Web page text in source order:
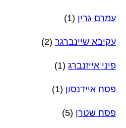
עמרם גרין (1)
עקיבא שיינברגר (2)
פיני אייזנברג (1)
פסח איידנסון (1)
פסח שטרן (5)